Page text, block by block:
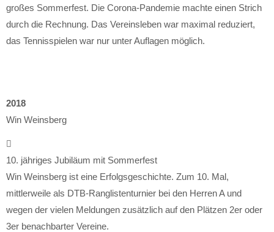
großes Sommerfest. Die Corona-Pandemie machte einen Strich
durch die Rechnung. Das Vereinsleben war maximal reduziert,
das Tennisspielen war nur unter Auflagen möglich.
2018
Win Weinsberg
10. jähriges Jubiläum mit Sommerfest
Win Weinsberg ist eine Erfolgsgeschichte. Zum 10. Mal,
mittlerweile als DTB-Ranglistenturnier bei den Herren A und
wegen der vielen Meldungen zusätzlich auf den Plätzen 2er oder
3er benachbarter Vereine.